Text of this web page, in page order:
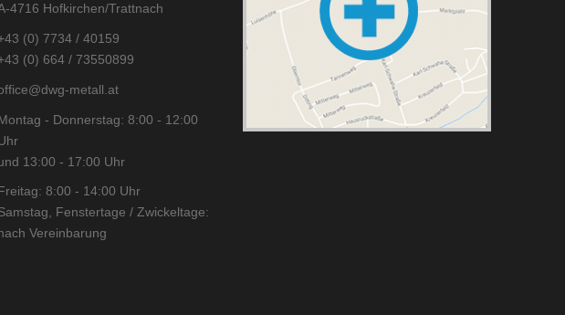
4716 Hofkirchen/Trattnach
(0) 7734 / 40159
(0) 664 / 73550899
metall.at
- Donnerstag: 8:00 - 12:00
13:00 - 17:00 Uhr
8:00 - 14:00 Uhr
Fenstertage / Zwickeltage:
Vereinbarung